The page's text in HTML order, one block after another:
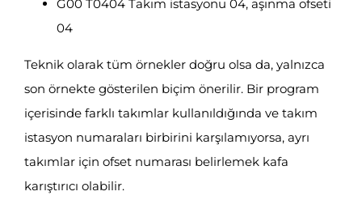
G00 T0404 Takım istasyonu 04, aşınma ofseti
04
Teknik olarak tüm örnekler doğru olsa da, yalnızca
son örnekte gösterilen biçim önerilir. Bir program
içerisinde farklı takımlar kullanıldığında ve takım
istasyon numaraları birbirini karşılamıyorsa, ayrı
takımlar için ofset numarası belirlemek kafa
karıştırıcı olabilir.